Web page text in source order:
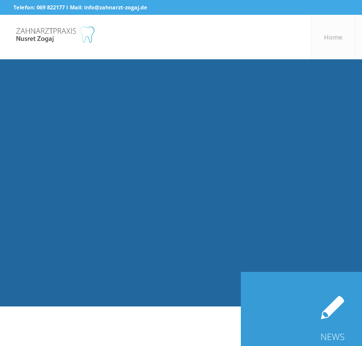
Telefon: 069 822177 I Mail: info@zahnarzt-zogaj.de
Home
NEWS